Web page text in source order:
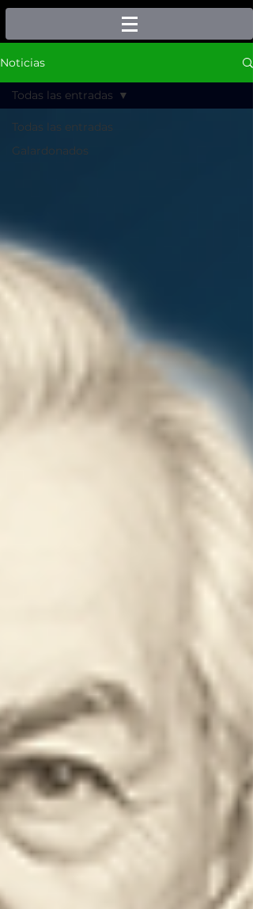
Noticias
Todas las entradas
Galardonados
Todas las entradas